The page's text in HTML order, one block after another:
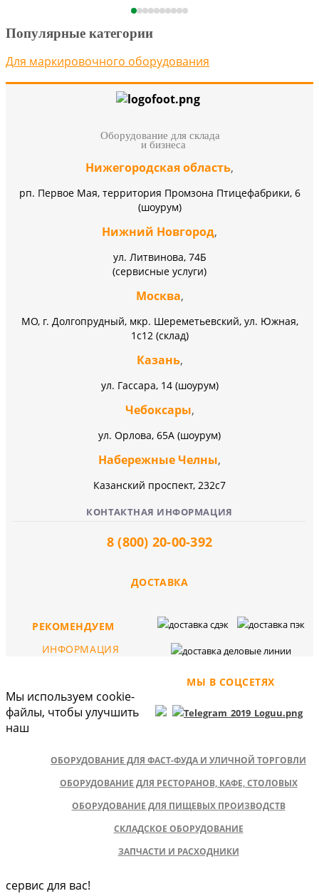
Популярные категории
Для маркировочного оборудования
Оборудование для склада
и бизнеса
Нижегородская область,
рп. Первое Мая, территория Промзона Птицефабрики, 6
(шоурум)
Нижний Новгород,
ул. Литвинова, 74Б
(сервисные услуги)
Москва,
МО, г. Долгопрудный, мкр. Шереметьевский, ул. Южная,
1с12 (склад)
Казань,
ул. Гассара, 14 (шоурум)
Чебоксары,
ул. Орлова, 65А (шоурум)
Набережные Челны,
Казанский проспект, 232c7
КОНТАКТНАЯ ИНФОРМАЦИЯ
8 (800) 20-00-392
ДОСТАВКА
МЫ В СОЦСЕТЯХ
РЕКОМЕНДУЕМ
ОБОРУДОВАНИЕ ДЛЯ ФАСТ-ФУДА И УЛИЧНОЙ ТОРГОВЛИ
ОБОРУДОВАНИЕ ДЛЯ РЕСТОРАНОВ, КАФЕ, СТОЛОВЫХ
ОБОРУДОВАНИЕ ДЛЯ ПИЩЕВЫХ ПРОИЗВОДСТВ
СКЛАДСКОЕ ОБОРУДОВАНИЕ
ЗАПЧАСТИ И РАСХОДНИКИ
ИНФОРМАЦИЯ
Мы используем cookie-
файлы, чтобы улучшить
наш
сервис для вас!